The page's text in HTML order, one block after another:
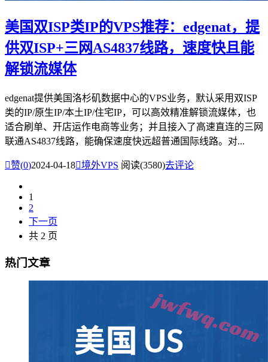
美国双ISP类IP的VPS推荐：edgenat，提
供双ISP+三网AS4837线路，速度快且能
解锁流媒体
edgenat提供美国洛杉矶数据中心的VPS业务，默认采用双ISP
类的IP/原生IP/本土IP/住宅IP，可以高效精准解锁流媒体，也
适合刷单、开店运作电商等业务；并且接入了高速直连的三网
联通AS4837线路，能确保速度快远超普通国际线路。对...
赞(0)2024-04-18境外VPS 阅读(3580)去评论
1
2
下一页
共 2 页
热门文章